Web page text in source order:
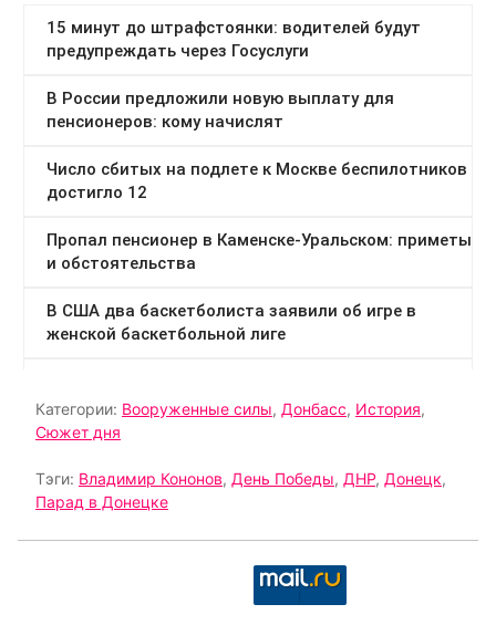
Категории: Вооруженные силы, Донбасс, История,
Сюжет дня
Тэги: Владимир Кононов, День Победы, ДНР, Донецк,
Парад в Донецке